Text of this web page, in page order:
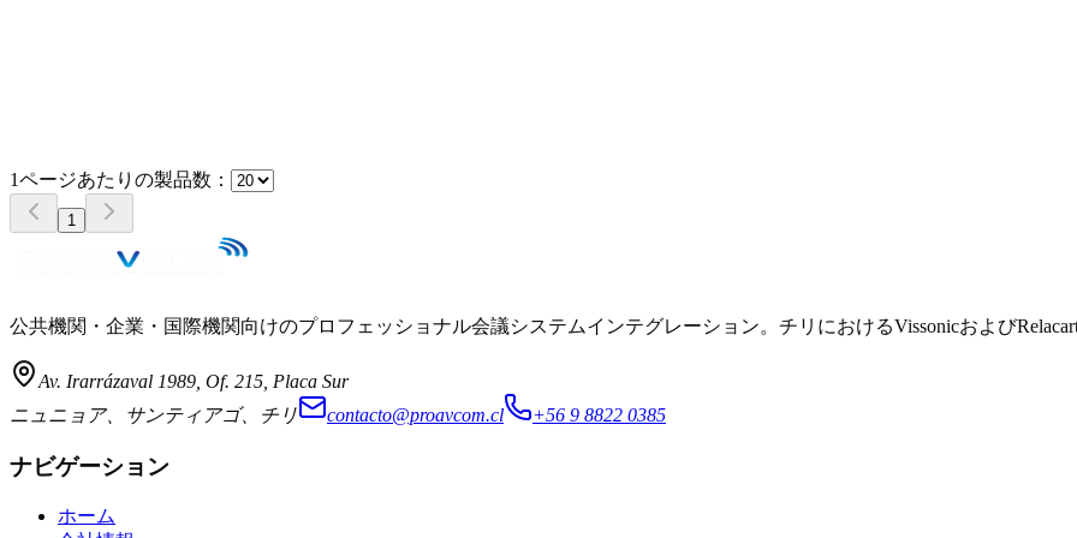
1ページあたりの製品数：
1
公共機関・企業・国際機関向けのプロフェッショナル会議システムインテグレーション。チリにおけるVissonicおよび
Av. Irarrázaval 1989, Of. 215, Placa Sur
ニュニョア、サンティアゴ、チリ
contacto@proavcom.cl +56 9 8822 0385
ナビゲーション
ホーム